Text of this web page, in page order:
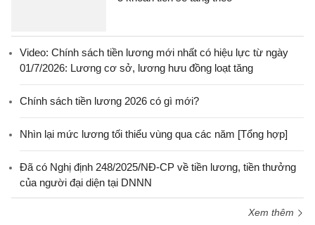
Video: Chính sách tiền lương mới nhất có hiệu lực từ ngày
01/7/2026: Lương cơ sở, lương hưu đồng loạt tăng
Chính sách tiền lương 2026 có gì mới?
Nhìn lại mức lương tối thiểu vùng qua các năm [Tổng hợp]
Đã có Nghị định 248/2025/NĐ-CP về tiền lương, tiền thưởng
của người đại diện tại DNNN
Xem thêm